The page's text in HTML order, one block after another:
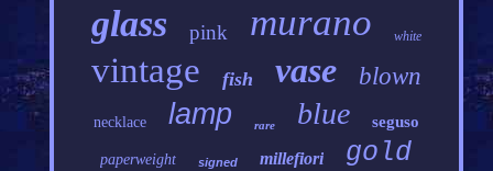
glass pink murano white
vintage fish vase blown
necklace lamp rare blue seguso
paperweight signed millefiori gold